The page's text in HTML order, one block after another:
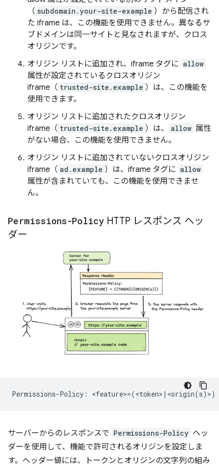
（ subdomain.your-site-example ）から配信され
た iframe は、この機能を使用できません。異なるサ
ブドメインは同一サイトと見なされますが、クロス
オリジンです。
オリジン リストに追加され、iframe タグに allow
属性が設定されているクロスオリジン
iframe（ trusted-site.example ）は、この機能を
使用できます。
オリジン リストに追加されたクロスオリジン
iframe（ trusted-site.example ）は、 allow 属性
がない場合、この機能を使用できません。
オリジン リストに追加されていないクロスオリジン
iframe（ ad.example ）は、iframe タグに allow
属性が含まれていても、この機能を使用できませ
ん。
Permissions-Policy HTTP レスポンス ヘッ
ダー
サーバーからのレスポンスで Permissions-Policy ヘッ
ダーを使用して、機能で許可されるオリジンを設定しま
す。ヘッダー値には、トークンとオリジンの文字列の組み